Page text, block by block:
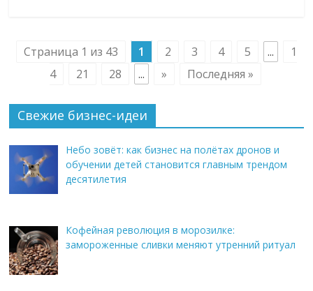
Страница 1 из 43 1 2 3 4 5 ...
1
4
21 28 ... » Последняя »
Свежие бизнес-идеи
Небо зовёт: как бизнес на полётах дронов и
обучении детей становится главным трендом
десятилетия
Кофейная революция в морозилке:
замороженные сливки меняют утренний ритуал